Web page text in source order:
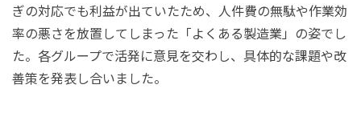
ぎの対応でも利益が出ていたため、人件費の無駄や作業効
率の悪さを放置してしまった「よくある製造業」の姿でし
た。各グループで活発に意見を交わし、具体的な課題や改
善策を発表し合いました。